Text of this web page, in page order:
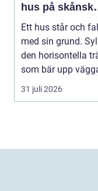
hus på skånsk
mark
Ett hus står och
med sin grund.
den horisontella
som bär upp
mot pla...
31 juli 2026